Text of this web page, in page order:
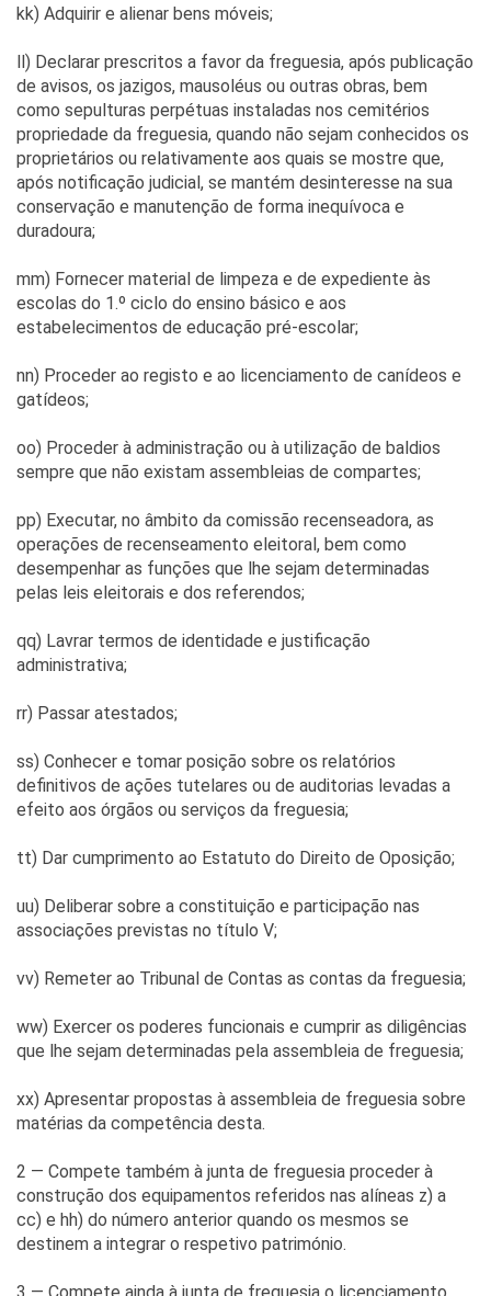
kk) Adquirir e alienar bens móveis;
ll) Declarar prescritos a favor da freguesia, após publicação
de avisos, os jazigos, mausoléus ou outras obras, bem
como sepulturas perpétuas instaladas nos cemitérios
propriedade da freguesia, quando não sejam conhecidos os
proprietários ou relativamente aos quais se mostre que,
após notificação judicial, se mantém desinteresse na sua
conservação e manutenção de forma inequívoca e
duradoura;
mm) Fornecer material de limpeza e de expediente às
escolas do 1.º ciclo do ensino básico e aos
estabelecimentos de educação pré-escolar;
nn) Proceder ao registo e ao licenciamento de canídeos e
gatídeos;
oo) Proceder à administração ou à utilização de baldios
sempre que não existam assembleias de compartes;
pp) Executar, no âmbito da comissão recenseadora, as
operações de recenseamento eleitoral, bem como
desempenhar as funções que lhe sejam determinadas
pelas leis eleitorais e dos referendos;
qq) Lavrar termos de identidade e justificação
administrativa;
rr) Passar atestados;
ss) Conhecer e tomar posição sobre os relatórios
definitivos de ações tutelares ou de auditorias levadas a
efeito aos órgãos ou serviços da freguesia;
tt) Dar cumprimento ao Estatuto do Direito de Oposição;
uu) Deliberar sobre a constituição e participação nas
associações previstas no título V;
vv) Remeter ao Tribunal de Contas as contas da freguesia;
ww) Exercer os poderes funcionais e cumprir as diligências
que lhe sejam determinadas pela assembleia de freguesia;
xx) Apresentar propostas à assembleia de freguesia sobre
matérias da competência desta.
2 — Compete também à junta de freguesia proceder à
construção dos equipamentos referidos nas alíneas z) a
cc) e hh) do número anterior quando os mesmos se
destinem a integrar o respetivo património.